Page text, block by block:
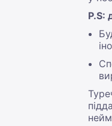
Р.S: